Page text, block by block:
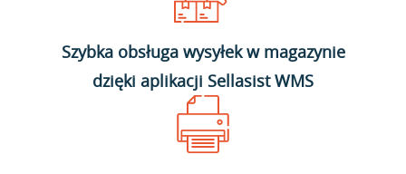
Szybka obsługa wysyłek w magazynie
dzięki aplikacji Sellasist WMS